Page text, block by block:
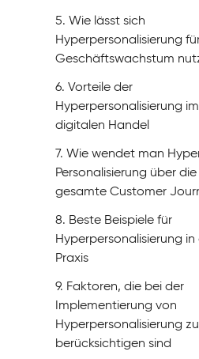
5. Wie lässt sich
Hyperpersonalisierung
Geschäftswachstum
6. Vorteile der
Hyperpersonalisierung im
digitalen Handel
7. Wie wendet man
Personalisierung über die
gesamte Customer
8. Beste Beispiele für
Hyperpersonalisierung in
Praxis
9. Faktoren, die bei der
Implementierung von
Hyperpersonalisierung zu
berücksichtigen sind